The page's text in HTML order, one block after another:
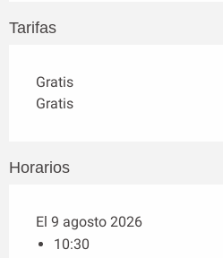
Tarifas
Gratis
Gratis
Horarios
El 9 agosto 2026
10:30